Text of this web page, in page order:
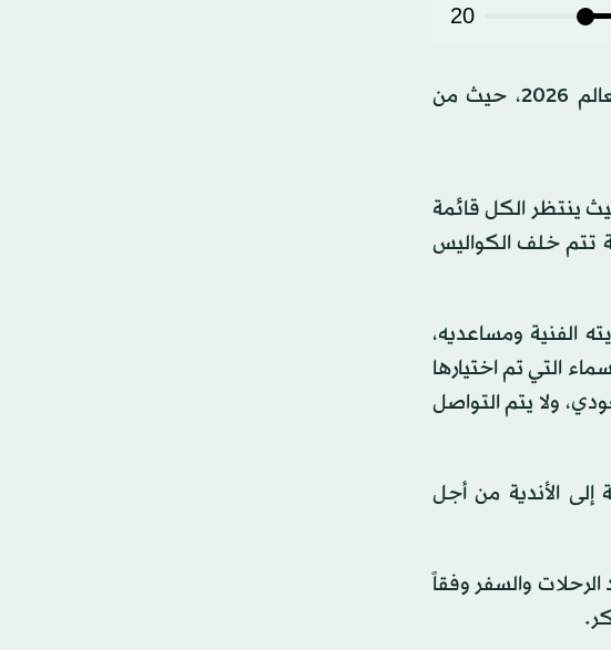
20
يترقب الوسط الرياضي السعودي إعلان المنتخب السعودي قائمة الأخضر، التي ستشارك في كأس العالم 2026، حيث من
ينتظر الكل قائمة
خلف الكواليس
الفنية ومساعديه،
التي تم اختيارها
ولا يتم التواصل
الأندية من أجل
والسفر وفقاً